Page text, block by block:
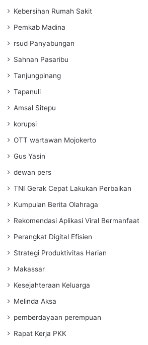
Kebersihan Rumah Sakit
Pemkab Madina
rsud Panyabungan
Sahnan Pasaribu
Tanjungpinang
Tapanuli
Amsal Sitepu
korupsi
OTT wartawan Mojokerto
Gus Yasin
dewan pers
TNI Gerak Cepat Lakukan Perbaikan
Kumpulan Berita Olahraga
Rekomendasi Aplikasi Viral Bermanfaat
Perangkat Digital Efisien
Strategi Produktivitas Harian
Makassar
Kesejahteraan Keluarga
Melinda Aksa
pemberdayaan perempuan
Rapat Kerja PKK